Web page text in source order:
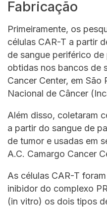
Fabricação
Primeiramente, os
células CAR-T a partir
de sangue periférico
obtidas nos bancos de
Cancer Center, em São
Nacional de Câncer
Além disso, coletaram
a partir do sangue de
de tumor e usadas em
A.C. Camargo Cancer
As células CAR-T
inibidor do complexo
(in vitro) os dois tipos